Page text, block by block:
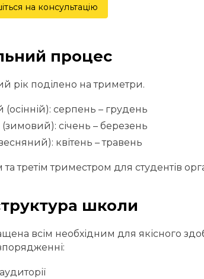
на консультацію
процес
рік поділено на триметри.
серпень – грудень
січень – березень
квітень – травень
третім триместром для студентів
школи
всім необхідним для якісного